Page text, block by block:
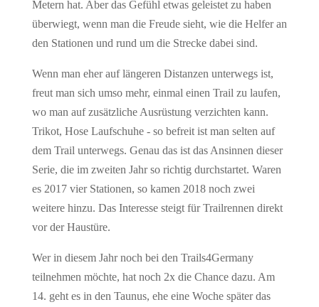
Metern hat. Aber das Gefühl etwas geleistet zu haben
überwiegt, wenn man die Freude sieht, wie die Helfer an
den Stationen und rund um die Strecke dabei sind.
Wenn man eher auf längeren Distanzen unterwegs ist,
freut man sich umso mehr, einmal einen Trail zu laufen,
wo man auf zusätzliche Ausrüstung verzichten kann.
Trikot, Hose Laufschuhe - so befreit ist man selten auf
dem Trail unterwegs. Genau das ist das Ansinnen dieser
Serie, die im zweiten Jahr so richtig durchstartet. Waren
es 2017 vier Stationen, so kamen 2018 noch zwei
weitere hinzu. Das Interesse steigt für Trailrennen direkt
vor der Haustüre.
Wer in diesem Jahr noch bei den Trails4Germany
teilnehmen möchte, hat noch 2x die Chance dazu. Am
14. geht es in den Taunus, ehe eine Woche später das